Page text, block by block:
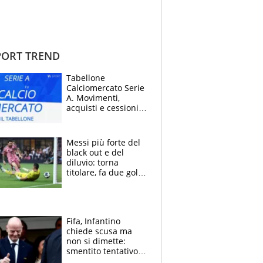
TREND
Tabellone
Calciomercato Serie
A. Movimenti,
acquisti e cessioni:
Messi più forte del
black out e del
diluvio: torna
titolare, fa due gol e
Fifa, Infantino
chiede scusa ma
non si dimette:
smentito tentativo di